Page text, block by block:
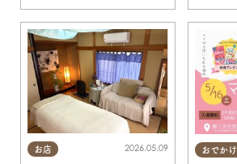
お店 2026.05.09 おでかけ